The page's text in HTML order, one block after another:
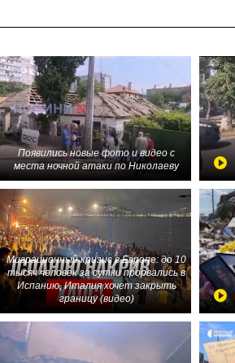
Появились новые фото и видео с
места ночной атаки по Николаеву
Миграционный кризис в Европе: до 10
тысяч человек за сутки прорвались в
Испанию, Италия хочет закрыть
границу (видео)